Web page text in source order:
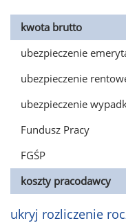
kwota brutto
ubezpieczenie
ubezpieczenie
ubezpieczenie
Fundusz Pracy
FGŚP
koszty pracodawcy
ukryj rozliczenie